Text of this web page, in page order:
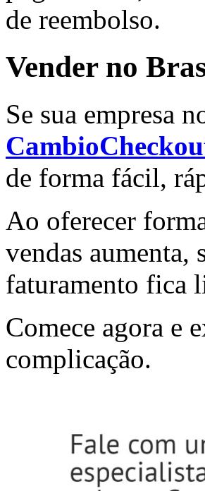
de reembolso.
Vender no
Se sua empresa
de forma fácil,
Ao oferecer
vendas aumenta,
faturamento fica
Comece agora e
complicação.